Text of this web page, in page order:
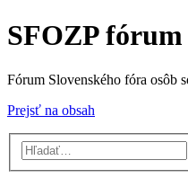
SFOZP fórum
Fórum Slovenského fóra osôb
Prejsť na obsah